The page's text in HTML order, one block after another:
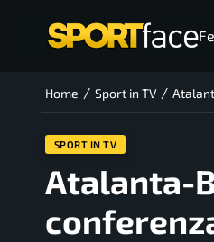
Home / Sport in TV /
SPORT IN TV
Atalanta-